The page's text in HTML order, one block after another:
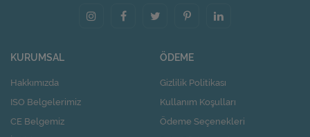
KURUMSAL
Hakkımızda
ISO Belgelerimiz
CE Belgemiz
ÖDEME
Gizlilik Politikası
Kullanım Koşulları
Ödeme Seçenekleri